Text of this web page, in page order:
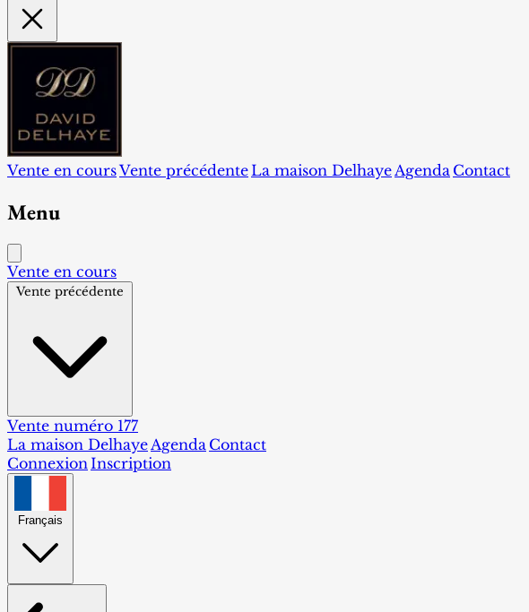
Vente en coursVente précédente La maison Delhaye Agenda Contact
Menu
Vente en cours
Vente précédente
Vente numéro 177
La maison DelhayeAgenda Contact
ConnexionInscription
Français